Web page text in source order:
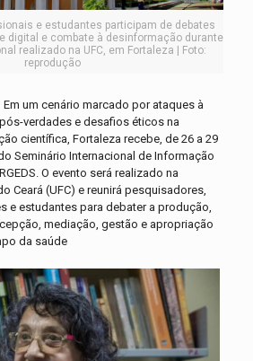
e estudantes participam de debates
digital e combate à desinformação durante
realizado na UFC, em Fortaleza | Foto:
reprodução
um cenário marcado por ataques à
verdades e desafios éticos na
científica, Fortaleza recebe, de 26 a 29
Seminário Internacional de Informação
O evento será realizado na
Ceará (UFC) e reunirá pesquisadores,
e estudantes para debater a produção,
mediação, gestão e apropriação
da saúde